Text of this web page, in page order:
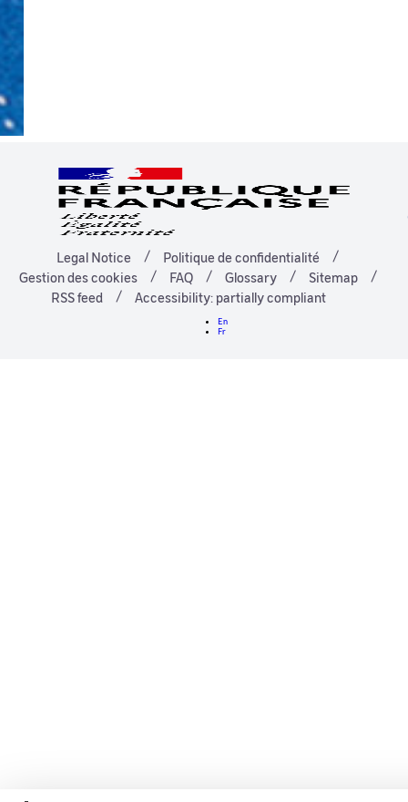
Legal Notice
Politique de confidentialité
Gestion des cookies
FAQ Glossary
Sitemap
RSS feed
Accessibility: partially compliant
En
Fr